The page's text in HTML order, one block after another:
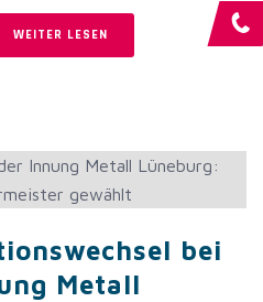
WEITER LESEN
bei
Metall